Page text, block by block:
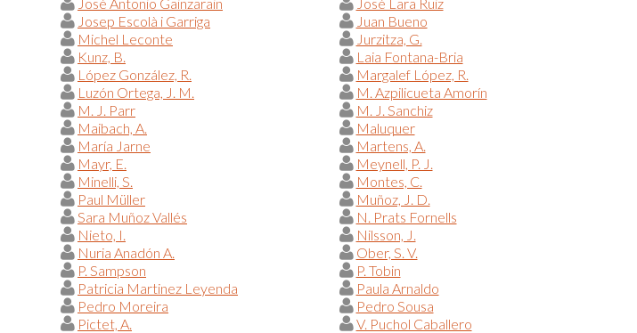
Josep Escolà i Garriga
Juan Bueno
Michel Leconte
Jurzitza, G.
Kunz, B.
Laia Fontana-Bria
López González, R.
Margalef López, R.
Luzón Ortega, J. M.
M. Azpilicueta Amorín
M. J. Parr
M. J. Sanchiz
Maibach, A.
Maluquer
María Jarne
Martens, A.
Mayr, E.
Meynell, P. J.
Minelli, S.
Montes, C.
Paul Müller
Muñoz, J. D.
Sara Muñoz Vallés
N. Prats Fornells
Nieto, I.
Nilsson, J.
Nuria Anadón A.
Ober, S. V.
P. Sampson
P. Tobin
Patricia Martinez Leyenda
Paula Arnaldo
Pedro Moreira
Pedro Sousa
Pictet, A.
V. Puchol Caballero